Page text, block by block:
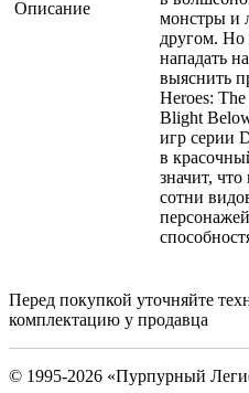
Описание
монстры и
другом.
нападать
выяснить
Heroes:
Blight
игр серии
в
значит,
сотни
Перед покупкой уточняйте
комплектацию у продавца
© 1995-2026 «Пурпурный